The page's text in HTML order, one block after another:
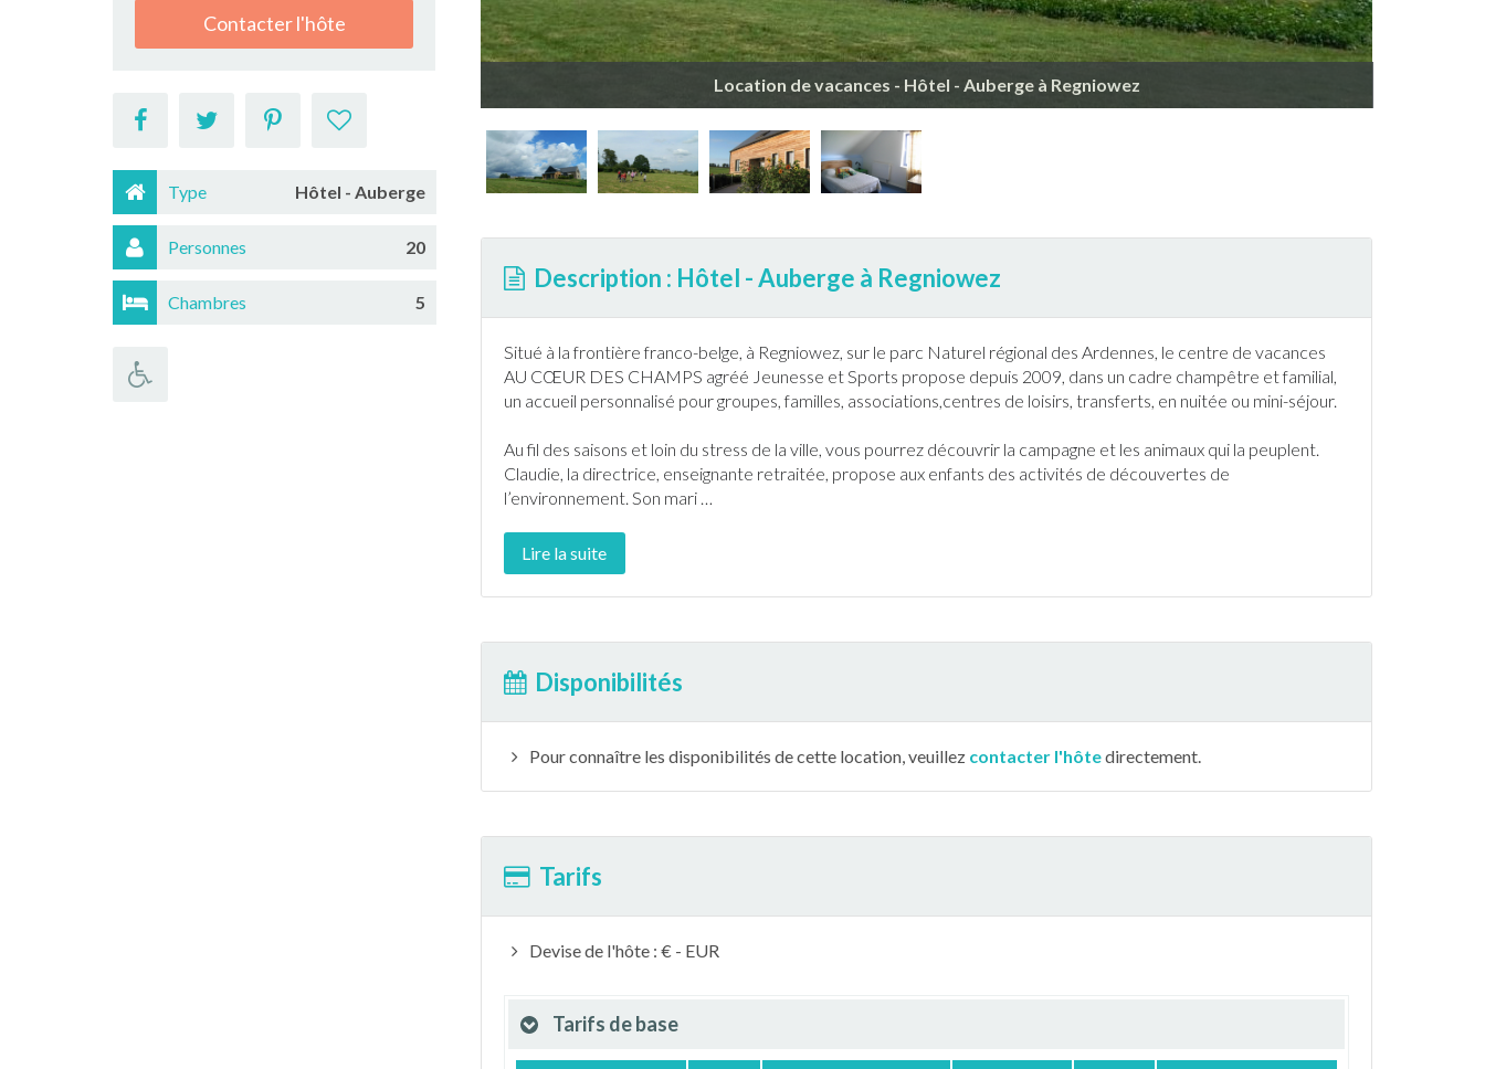
Contacter l'hôte
Type Hôtel - Auberge
Personnes 20
Chambres 5
Location de vacances - Hôtel - Auberge à Regniowez
Description : Hôtel - Auberge à Regniowez
Situé à la frontière franco-belge, à Regniowez, sur le parc Naturel régional des Ardennes, le centre de vacances
AU CŒUR DES CHAMPS agréé Jeunesse et Sports propose depuis 2009, dans un cadre champêtre et familial,
un accueil personnalisé pour groupes, familles, associations,centres de loisirs, transferts, en nuitée ou mini-séjour.
Au fil des saisons et loin du stress de la ville, vous pourrez découvrir la campagne et les animaux qui la peuplent.
Claudie, la directrice, enseignante retraitée, propose aux enfants des activités de découvertes de
l’environnement. Son mari …
Lire la suite
Disponibilités
Pour connaître les disponibilités de cette location, veuillez contacter l'hôtedirectement.
Tarifs
Devise de l'hôte : € - EUR
Tarifs de base